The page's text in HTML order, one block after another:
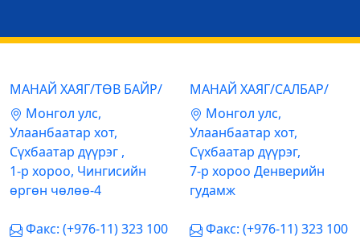
МАНАЙ ХАЯГ/ТӨВ БАЙР/
Mонгол улс,
Улаанбаатар хот,
Сүхбаатар дүүрэг ,
1-р хороо, Чингисийн
өргөн чөлөө-4
Факс: (+976-11) 323 100
МАНАЙ ХАЯГ/САЛБАР/
Mонгол улс,
Улаанбаатар хот,
Сүхбаатар дүүрэг,
7-р хороо Денверийн
гудамж
Факс: (+976-11) 323 100